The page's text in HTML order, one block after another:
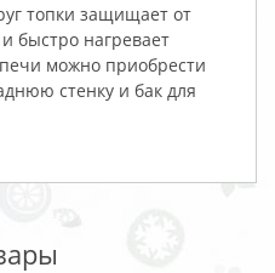
топки защищает от
быстро нагревает
можно приобрести
стенку и бак для